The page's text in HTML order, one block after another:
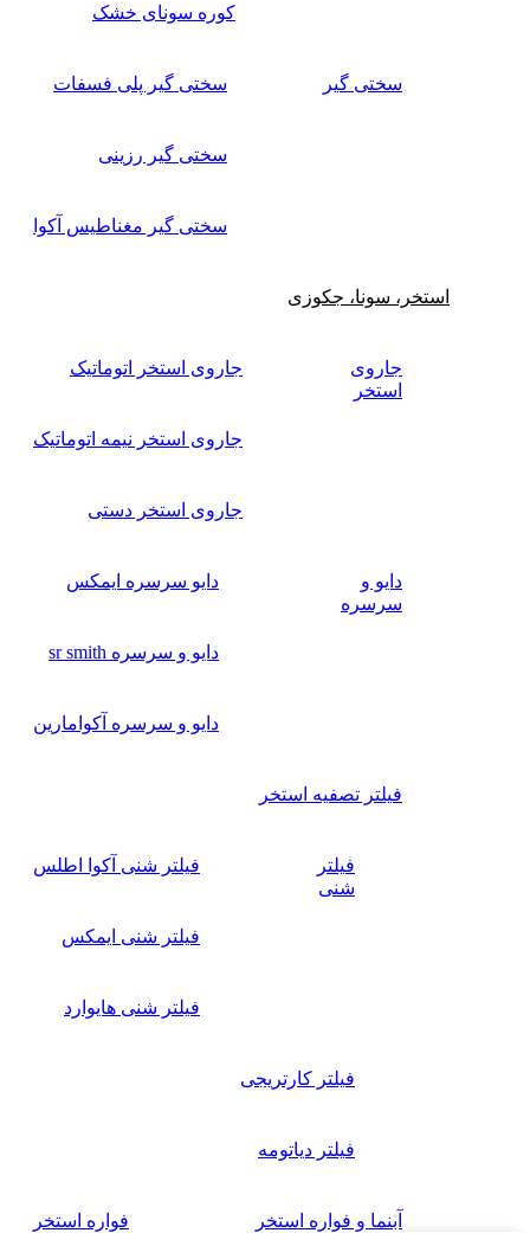
کوره سونای خشک
سختی گیر سختی گیر پلی فسفات
سختی گیر رزینی
سختی گیر مغناطیس آکوا
استخر، سونا، جکوزی
جاروی
استخر
جاروی استخر اتوماتیک
جاروی استخر نیمه اتوماتیک
جاروی استخر دستی
دایو و
سرسره
دایو سرسره ایمکس
دایو و سرسره sr smith
دایو و سرسره آکوامارین
فیلتر تصفیه استخر
فیلتر
شنی
فیلتر شنی آکوا اطلس
فیلتر شنی ایمکس
فیلتر شنی هایوارد
فیلتر کارتریجی
فیلتر دیاتومه
آبنما و فواره استخر فواره استخر